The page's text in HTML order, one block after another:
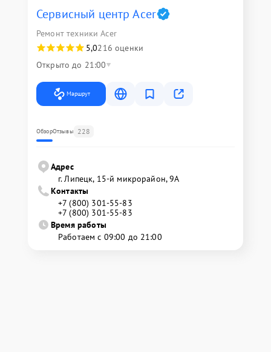
Сервисный центр Acer
Ремонт техники Acer
5,0216 оценки
Открыто до 21:00
Маршрут
ОбзорОтзывы 228
Адрес
г. Липецк, 15-й микрорайон, 9А
Контакты
+7 (800) 301-55-83
+7 (800) 301-55-83
Время работы
Работаем с 09:00 до 21:00